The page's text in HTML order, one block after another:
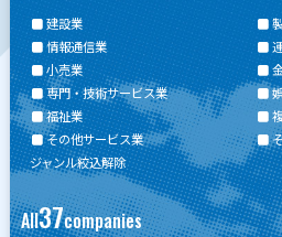
建設業
情報通信業
小売業
専門・技術サービス業
福祉業
その他サービス業
ジャンル絞込解除
All37companies